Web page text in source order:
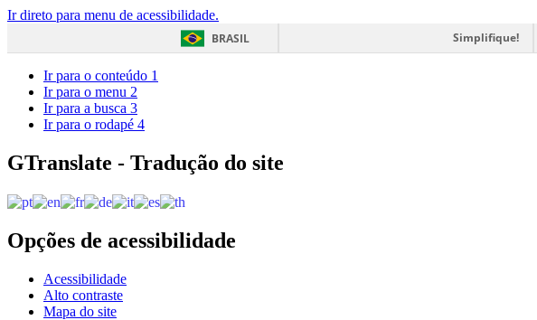
Ir direto para menu de acessibilidade.
BRASIL
Simplifique!
Ir para o conteúdo 1
Ir para o menu 2
Ir para a busca 3
Ir para o rodapé 4
GTranslate - Tradução do site
Opções de acessibilidade
Acessibilidade
Alto contraste
Mapa do site